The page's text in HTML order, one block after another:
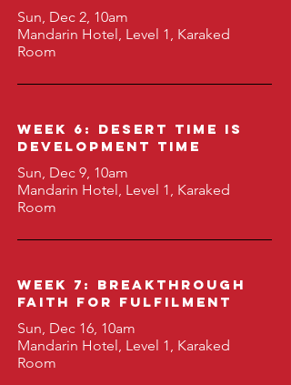
Sun, Dec 2, 10am
Mandarin Hotel, Level 1, Karaked
Room
Week 6: Desert Time is
Development Time
Sun, Dec 9, 10am
Mandarin Hotel, Level 1, Karaked
Room
Week 7: BreaktHrough
Faith for Fulfilment
Sun, Dec 16, 10am
Mandarin Hotel, Level 1, Karaked
Room